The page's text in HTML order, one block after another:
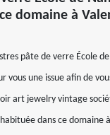
domaine à
pâte de verre École
vous une issue afin de
art jewelry vintage
dans ce domaine